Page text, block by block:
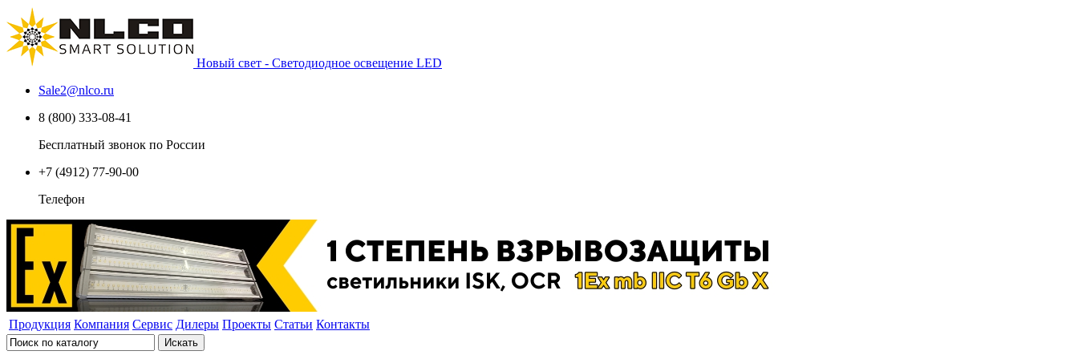
Новый свет - Светодиодное освещение LED
Sale2@nlco.ru
8 (800) 333-08-41
Бесплатный звонок по России
+7 (4912) 77-90-00
Телефон
Продукция Компания Сервис Дилеры Проекты Статьи Контакты